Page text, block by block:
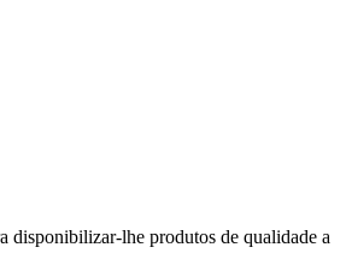
disponibilizar-lhe produtos de qualidade a